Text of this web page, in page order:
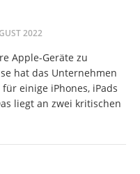
2022
Apple-Geräte zu
hat das Unternehmen
einige iPhones, iPads
liegt an zwei kritischen